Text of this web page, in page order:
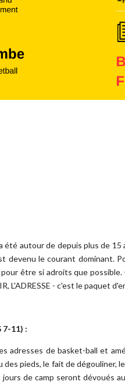
autour de depuis plus de
le courant dominant.
être si adroits que
L'ADRESSE - c'est le paquet
7-11) :
adresses de basket-ball et
pieds, le fait de dégouliner,
de camp seront dévoués